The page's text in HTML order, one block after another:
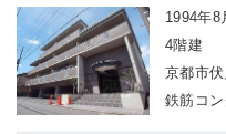
1994年8
4階建
京都市
鉄筋コン